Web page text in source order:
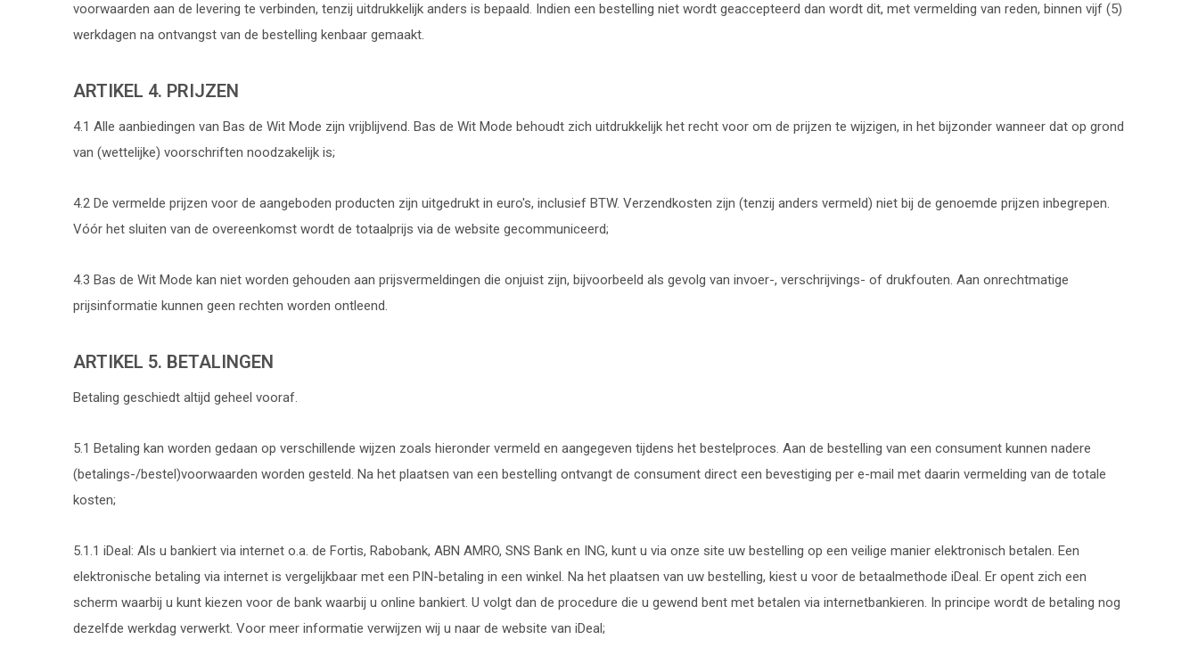
voorwaarden aan de levering te verbinden, tenzij uitdrukkelijk anders is bepaald. Indien een bestelling niet wordt geaccepteerd dan wordt dit, met vermelding van reden, binnen vijf (5)
werkdagen na ontvangst van de bestelling kenbaar gemaakt.
ARTIKEL 4. PRIJZEN
4.1 Alle aanbiedingen van Bas de Wit Mode zijn vrijblijvend. Bas de Wit Mode behoudt zich uitdrukkelijk het recht voor om de prijzen te wijzigen, in het bijzonder wanneer dat op grond
van (wettelijke) voorschriften noodzakelijk is;
4.2 De vermelde prijzen voor de aangeboden producten zijn uitgedrukt in euro's, inclusief BTW. Verzendkosten zijn (tenzij anders vermeld) niet bij de genoemde prijzen inbegrepen.
Vóór het sluiten van de overeenkomst wordt de totaalprijs via de website gecommuniceerd;
4.3 Bas de Wit Mode kan niet worden gehouden aan prijsvermeldingen die onjuist zijn, bijvoorbeeld als gevolg van invoer-, verschrijvings- of drukfouten. Aan onrechtmatige
prijsinformatie kunnen geen rechten worden ontleend.
ARTIKEL 5. BETALINGEN
Betaling geschiedt altijd geheel vooraf.
5.1 Betaling kan worden gedaan op verschillende wijzen zoals hieronder vermeld en aangegeven tijdens het bestelproces. Aan de bestelling van een consument kunnen nadere
(betalings-/bestel)voorwaarden worden gesteld. Na het plaatsen van een bestelling ontvangt de consument direct een bevestiging per e-mail met daarin vermelding van de totale
kosten;
5.1.1 iDeal: Als u bankiert via internet o.a. de Fortis, Rabobank, ABN AMRO, SNS Bank en ING, kunt u via onze site uw bestelling op een veilige manier elektronisch betalen. Een
elektronische betaling via internet is vergelijkbaar met een PIN-betaling in een winkel. Na het plaatsen van uw bestelling, kiest u voor de betaalmethode iDeal. Er opent zich een
scherm waarbij u kunt kiezen voor de bank waarbij u online bankiert. U volgt dan de procedure die u gewend bent met betalen via internetbankieren. In principe wordt de betaling nog
dezelfde werkdag verwerkt. Voor meer informatie verwijzen wij u naar de website van iDeal;